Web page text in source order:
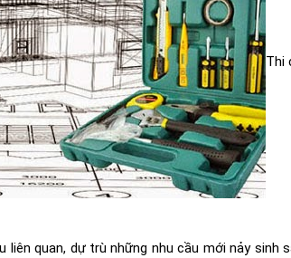
Thi
quan, dự trù những nhu cầu mới nảy sinh